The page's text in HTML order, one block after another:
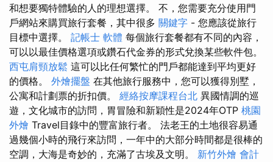
和想要獨特體驗的人的理想選擇。 不，您需要充分使用門
戶網站來購買旅行套餐，其中很多 關鍵字 - 您應該從旅行
目標中選擇。 記帳士 軟體 每個旅行套餐都有不同的內容，
可以以最佳價格選項或鑽石代金券的形式兌換某些軟件包。
西屯肩頸放鬆 這可以比任何繁忙的門戶都能達到平均更好
的價格。 外燴擺盤 在其他旅行服務中，您可以獲得別墅，
公寓和計劃票的折扣價。 經絡按摩課程台北 異國情調的巡
遊，文化城市的訪問，胃冒險和新穎性是2024年OTP 桃園
外燴 Travel目錄中的豐富旅行者。 法老王的土地很容易通
過幾個小時的飛行來訪問，一年中的大部分時間都是很棒的
空調，大海是奇妙的，充滿了古埃及文明。 新竹外燴 會計